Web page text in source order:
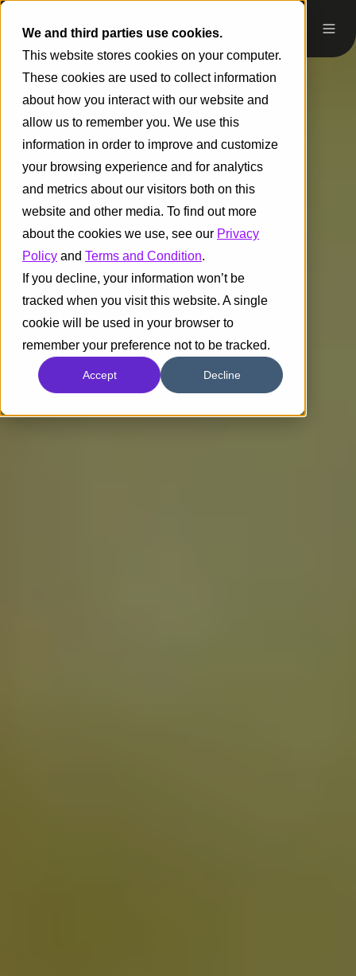
We and third parties use cookies.
This website stores cookies on your computer.
These cookies are used to collect information
about how you interact with our website and
allow us to remember you. We use this
information in order to improve and customize
your browsing experience and for analytics
and metrics about our visitors both on this
website and other media. To find out more
about the cookies we use, see our Privacy
Policy and Terms and Condition.
If you decline, your information won’t be
tracked when you visit this website. A single
cookie will be used in your browser to
remember your preference not to be tracked.
Accept Decline